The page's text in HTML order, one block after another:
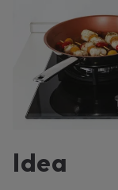
Idea